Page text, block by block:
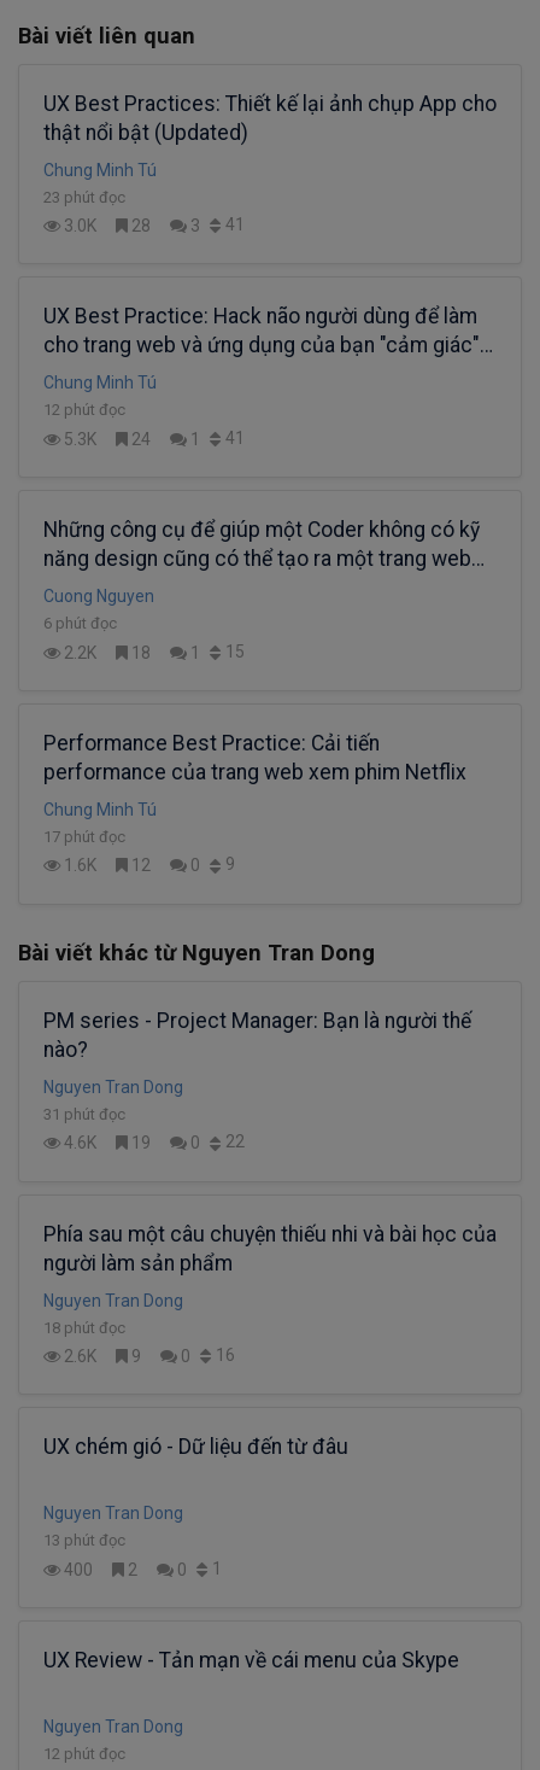
Bài viết liên quan
UX Best Practices: Thiết kế lại ảnh chụp App cho
thật nổi bật (Updated)
Chung Minh Tú
23 phút đọc
3.0K 28 3 41
UX Best Practice: Hack não người dùng để làm
cho trang web và ứng dụng của bạn "cảm giác"
nhanh hơn
Chung Minh Tú
12 phút đọc
5.3K 24 1 41
Những công cụ để giúp một Coder không có kỹ
năng design cũng có thể tạo ra một trang web
bắt mắt
Cuong Nguyen
6 phút đọc
2.2K 18 1 15
Performance Best Practice: Cải tiến
performance của trang web xem phim Netflix
Chung Minh Tú
17 phút đọc
1.6K 12 0 9
Bài viết khác từ Nguyen Tran Dong
PM series - Project Manager: Bạn là người thế
nào?
Nguyen Tran Dong
31 phút đọc
4.6K 19 0 22
Phía sau một câu chuyện thiếu nhi và bài học của
người làm sản phẩm
Nguyen Tran Dong
18 phút đọc
2.6K 9 0 16
UX chém gió - Dữ liệu đến từ đâu
Nguyen Tran Dong
13 phút đọc
400 2 0 1
UX Review - Tản mạn về cái menu của Skype
Nguyen Tran Dong
12 phút đọc